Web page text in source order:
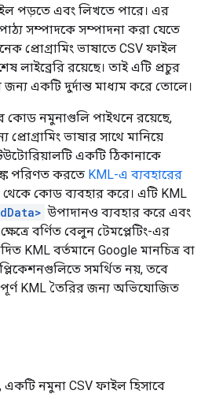
পড়তে এবং লিখতে পারে। এর
সম্পাদকে সম্পাদনা করা যেতে
প্রোগ্রামিং ভাষাতে CSV ফাইল
লাইব্রেরি রয়েছে। তাই এটি প্রচুর
জন্য একটি দুর্দান্ত মাধ্যম করে তোলে।
কোড নমুনাগুলি পাইথনে রয়েছে,
ভাষার সাথে মানিয়ে
একটি ঠিকানাকে
পরিণত করতে KML-এ ব্যবহারের
থেকে কোড ব্যবহার করে। এটি KML
উপাদানও ব্যবহার করে এবং
ক্ষেত্রে বর্ণিত বেলুন টেমপ্লেটিং-এর
KML বর্তমানে Google মানচিত্র বা
সমর্থিত নয়, তবে
KML তৈরির জন্য অভিযোজিত
নমুনা CSV ফাইল হিসাবে